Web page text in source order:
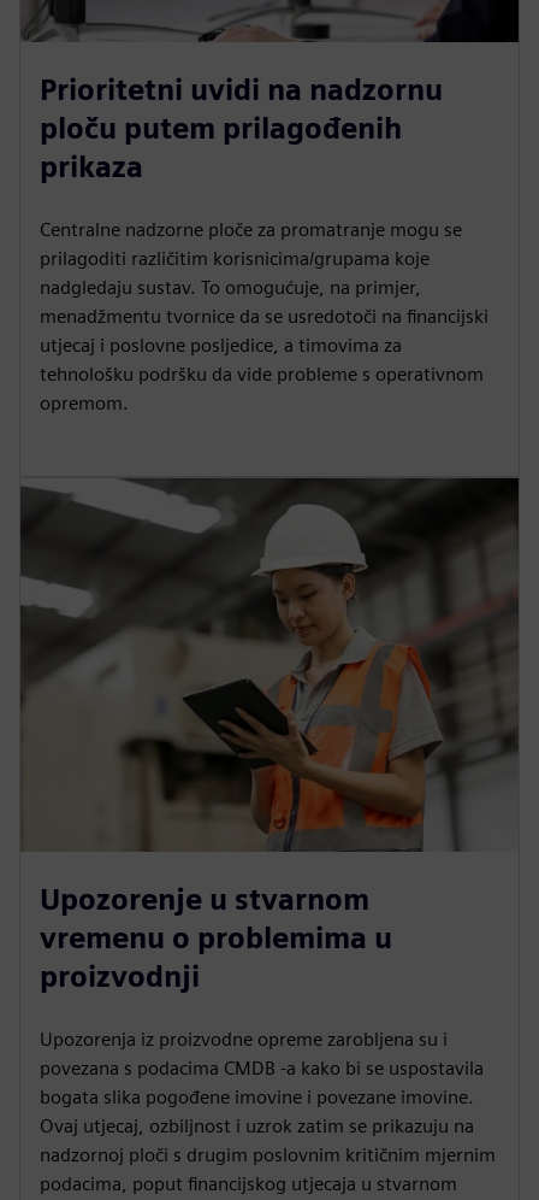
Prioritetni uvidi na nadzornu
ploču putem prilagođenih
prikaza
Centralne nadzorne ploče za promatranje mogu se
prilagoditi različitim korisnicima/grupama koje
nadgledaju sustav. To omogućuje, na primjer,
menadžmentu tvornice da se usredotoči na financijski
utjecaj i poslovne posljedice, a timovima za
tehnološku podršku da vide probleme s operativnom
opremom.
Upozorenje u stvarnom
vremenu o problemima u
proizvodnji
Upozorenja iz proizvodne opreme zarobljena su i
povezana s podacima CMDB -a kako bi se uspostavila
bogata slika pogođene imovine i povezane imovine.
Ovaj utjecaj, ozbiljnost i uzrok zatim se prikazuju na
nadzornoj ploči s drugim poslovnim kritičnim mjernim
podacima, poput financijskog utjecaja u stvarnom